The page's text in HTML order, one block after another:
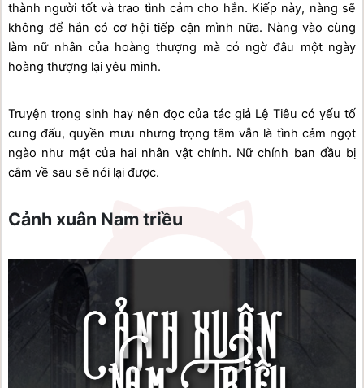
thành người tốt và trao tình cảm cho hắn. Kiếp này, nàng sẽ
không để hắn có cơ hội tiếp cận mình nữa. Nàng vào cùng
làm nữ nhân của hoàng thượng mà có ngờ đâu một ngày
hoàng thượng lại yêu mình.
Truyện trọng sinh hay nên đọc của tác giả Lệ Tiêu có yếu tố
cung đấu, quyền mưu nhưng trọng tâm vẫn là tình cảm ngọt
ngào như mật của hai nhân vật chính. Nữ chính ban đầu bị
câm về sau sẽ nói lại được.
Cảnh xuân Nam triều